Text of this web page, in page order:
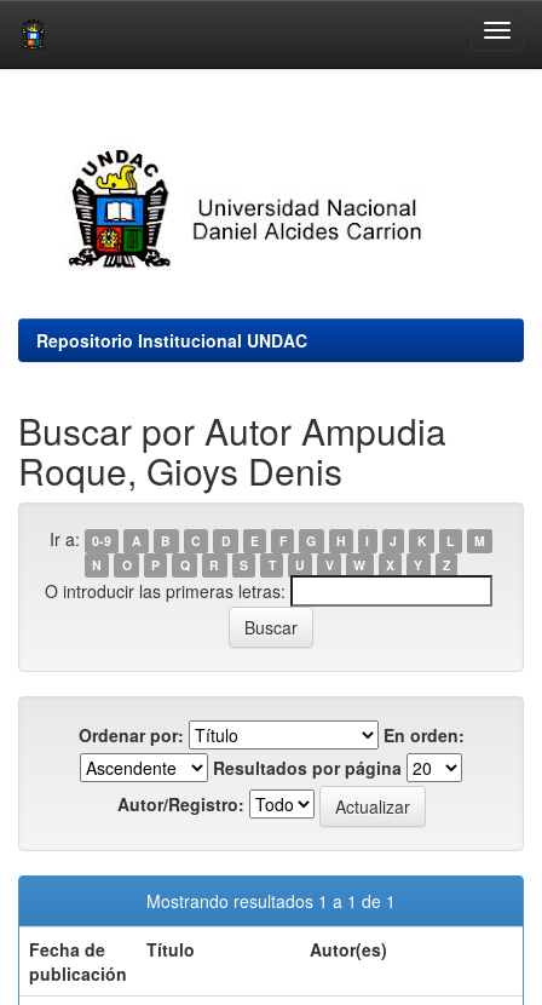
Repositorio Institucional UNDAC
Buscar por Autor Ampudia
Roque, Gioys Denis
Ir a: 0-9 A B C D E F G H I J K L
M
N
O P Q R S T U V W X Y Z
O introducir las primeras letras:
Ordenar por:
En orden:
Resultados por página
Autor/Registro:
Mostrando resultados 1 a 1 de 1
Fecha de
publicación
Título Autor(es)